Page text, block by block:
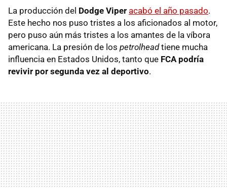
La producción del Dodge Viper acabó el año pasado.
Este hecho nos puso tristes a los aficionados al motor,
pero puso aún más tristes a los amantes de la víbora
americana. La presión de los petrolheadtiene mucha
influencia en Estados Unidos, tanto que FCA podría
revivir por segunda vez al deportivo.